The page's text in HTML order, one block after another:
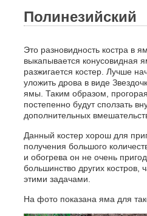
Полинезийский
Это разновидность костра в
выкапывается конусовидная
разжигается костер. Лучше
уложить дрова в виде
ямы. Таким образом,
постепенно будут сползать
дополнительных
Данный костер хорош для
получения большого
и обогрева он не очень
большинство других костров,
этими задачами.
На фото показана яма для